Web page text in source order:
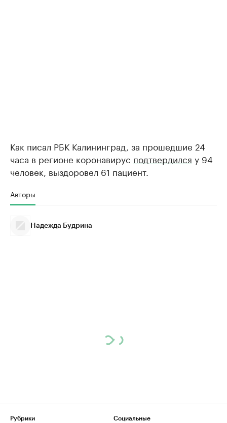
Как писал РБК Калининград, за прошедшие 24
часа в регионе коронавирус подтвердился у 94
человек, выздоровел 61 пациент.
Авторы
Надежда Будрина
Рубрики
Социальные